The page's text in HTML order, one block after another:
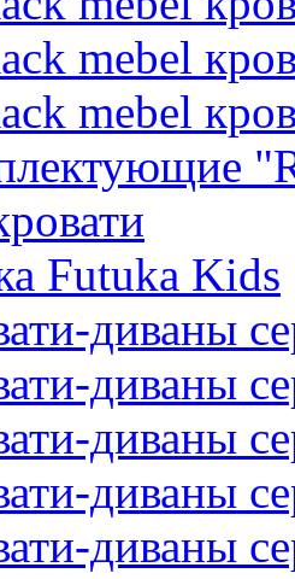
mebel
mebel
Futuka Kids
диваны
диваны
диваны
диваны
диваны